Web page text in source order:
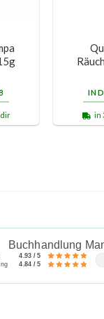
IN
in
Buchhandlung
4.93 / 5
4.84 / 5